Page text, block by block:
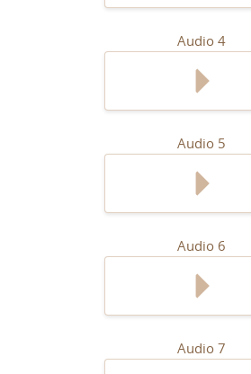
Audio 4
Audio 5
Audio 6
Audio 7